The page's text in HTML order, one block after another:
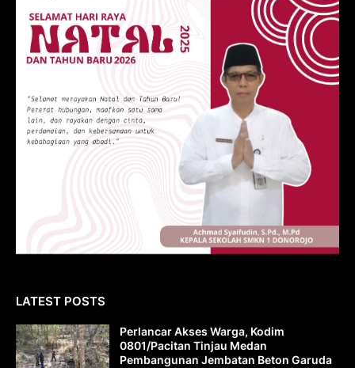
LATEST POSTS
Perlancar Akses Warga, Kodim
0801/Pacitan Tinjau Medan
Pembangunan Jembatan Beton Garuda